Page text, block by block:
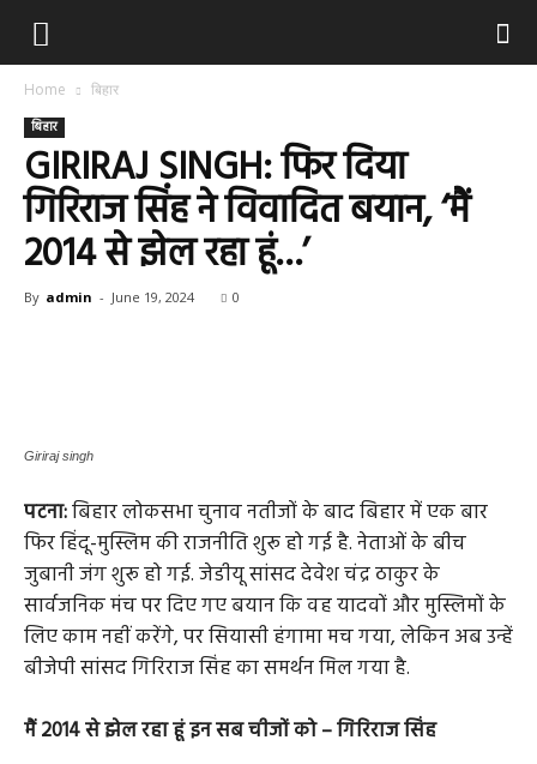
Home बिहार
बिहार
GIRIRAJ SINGH: फिर दिया
गिरिराज सिंह ने विवादित बयान, ‘मैं
2014 से झेल रहा हूं…’
By admin - June 19, 2024 0
Giriraj singh
पटना:बिहार लोकसभा चुनाव नतीजों के बाद बिहार में एक बार
फिर हिंदू-मुस्लिम की राजनीति शुरू हो गई है. नेताओं के बीच
जुबानी जंग शुरू हो गई. जेडीयू सांसद देवेश चंद्र ठाकुर के
सार्वजनिक मंच पर दिए गए बयान कि वह यादवों और मुस्लिमों के
लिए काम नहीं करेंगे, पर सियासी हंगामा मच गया, लेकिन अब उन्हें
बीजेपी सांसद गिरिराज सिंह का समर्थन मिल गया है.
मैं 2014 से झेल रहा हूं इन सब चीजों को – गिरिराज सिंह